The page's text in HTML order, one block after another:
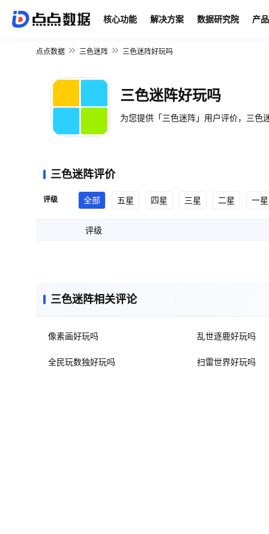
核心功能 解决方案 数据研究院 产
点点数据 三色迷阵 三色迷阵好玩吗
三色迷阵好玩吗
为您提供「三色迷阵」用户评价，三色
三色迷阵评价
评级 全部 五星 四星 三星 二星 一星
评级
三色迷阵相关评论
像素画好玩吗 乱世逐鹿好玩吗
全民玩数独好玩吗 扫雷世界好玩吗